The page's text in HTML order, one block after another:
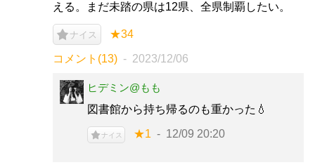
える。まだ未踏の県は12県、全県制覇したい。
ナイス ★34
コメント(13) 2023/12/06
ヒデミン@もも
図書館から持ち帰るのも重かった💧
ナイス ★1 12/09 20:20